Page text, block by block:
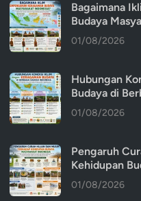
Bagaimana
Budaya
01/08/2026
Hubungan
Budaya di
01/08/2026
Pengaruh
Kehidupan
01/08/2026